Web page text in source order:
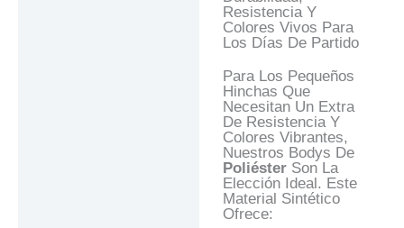
Resistencia Y
Colores Vivos Para
Los Días De Partido
Para Los Pequeños
Hinchas Que
Necesitan Un Extra
De Resistencia Y
Colores Vibrantes,
Nuestros Bodys De
PoliésterSon La
Elección Ideal. Este
Material Sintético
Ofrece: